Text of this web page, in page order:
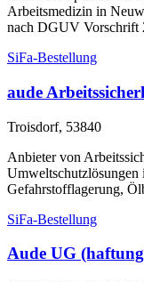
Arbeitsmedizin in
nach DGUV Vorschrift
SiFa-Bestellung
aude
Troisdorf, 53840
Anbieter von
Gefahrstofflagerung,
SiFa-Bestellung
Aude UG